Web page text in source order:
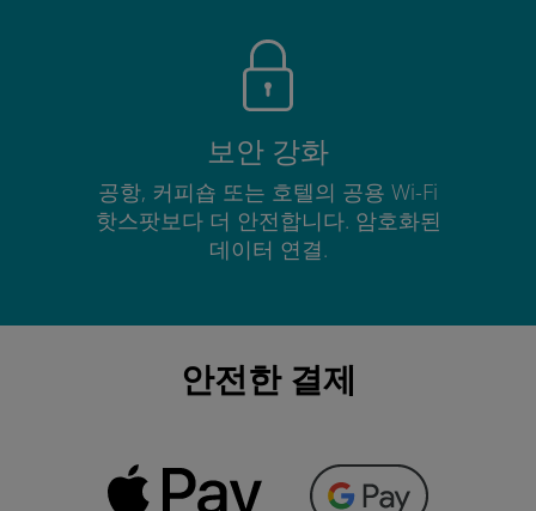
보안 강화
공항, 커피숍 또는 호텔의 공용 Wi-Fi
핫스팟보다 더 안전합니다. 암호화된
데이터 연결.
안전한 결제